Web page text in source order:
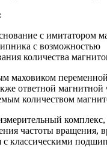
с имитатором
с возможностью
количества
маховиком
ответной магнитной
количеством
частоты вращения,
с классическими